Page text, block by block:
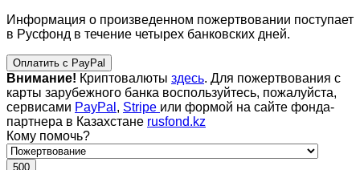
Информация о произведенном пожертвовании поступает
в Русфонд в течение четырех банковских дней.
Оплатить с PayPal
Внимание! Криптовалюты здесь. Для пожертвования с
карты зарубежного банка воспользуйтесь, пожалуйста,
сервисами PayPal , Stripe или формой на сайте фонда-
партнера в Казахстане rusfond.kz
Кому помочь?
500